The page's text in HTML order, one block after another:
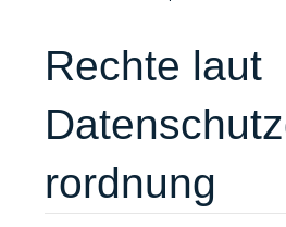
Rechte laut
rordnung